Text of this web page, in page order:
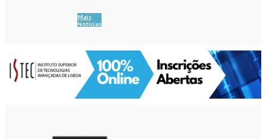
Mais
Notícias